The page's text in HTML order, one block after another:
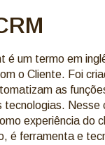
é um termo em
o Cliente. Foi
as
experiência do
é ferramenta e